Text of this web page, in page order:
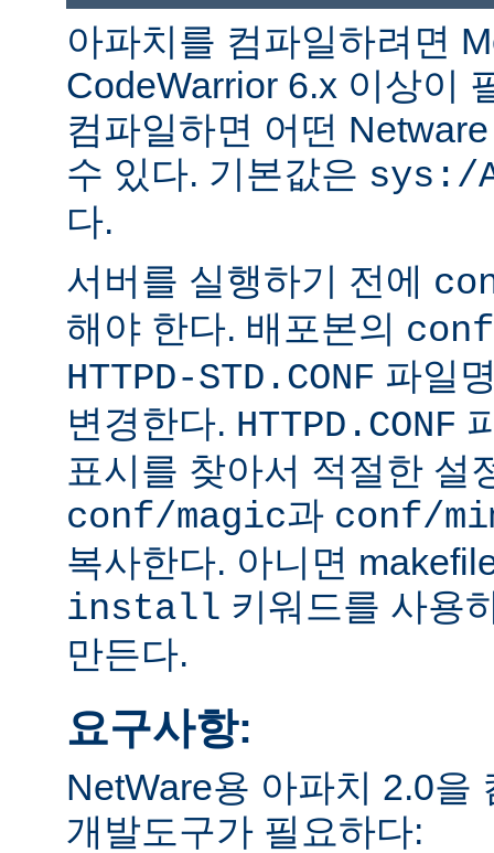
아파치를 컴파일하려면
CodeWarrior 6.x 이상이
컴파일하면 어떤
수 있다. 기본값은 sys:/
다.
서버를 실행하기 전에
해야 한다. 배포본의 conf
HTTPD-STD.CONF 파일
변경한다. HTTPD.CONF
표시를 찾아서 적절한 설
conf/magic과 conf/
복사한다. 아니면
install 키워드를 사용
만든다.
요구사항:
NetWare용 아파치 2.0을
개발도구가 필요하다: